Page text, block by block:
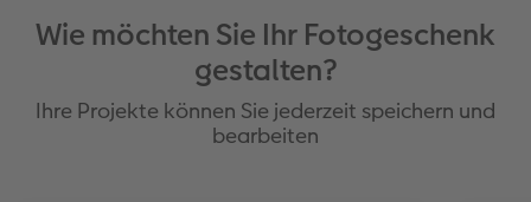
Wie möchten Sie Ihr Fotogeschenk
gestalten?
Ihre Projekte können Sie jederzeit speichern und
bearbeiten